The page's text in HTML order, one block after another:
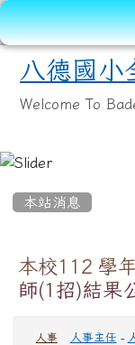
八德國小
Welcome To
本站消息
本校112 學
師(1招)結果
人事 人事主任 -